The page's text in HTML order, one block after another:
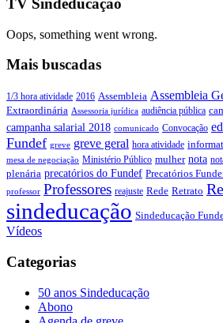
TV Sindeducação
Oops, something went wrong.
Mais buscadas
1/3 hora atividade 2016 Assembleia Assembleia
Extraordinária Assessoria jurídica audiência pública
campanha salarial 2018 comunicado Convocação
Fundef greve greve geral hora atividade
mesa de negociação Ministério Público mulher nota
plenária precatórios do Fundef Precatórios
professor Professores reajuste Rede Retrato
sindeducação Sindeducação
Vídeos
Categorias
50 anos Sindeducação
Abono